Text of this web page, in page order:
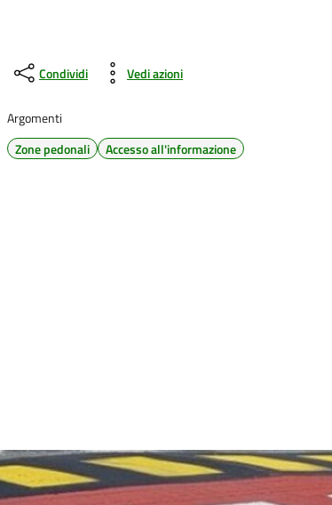
Condividi Vedi azioni
Argomenti
Zone pedonali
Accesso all'informazione